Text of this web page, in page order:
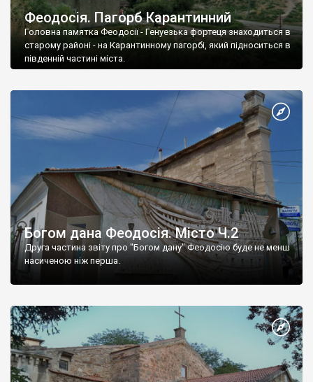
Феодосія. Пагорб Карантинний
Головна памятка Феодосії - Генуезька фортеця знаходиться в
старому районі - на Карантинному пагорбі, який підноситься в
південній частині міста.
Богом дана Феодосія. Місто Ч.2
Друга частина звіту про "Богом дану" Феодосію буде не менш
насиченою ніж перша.